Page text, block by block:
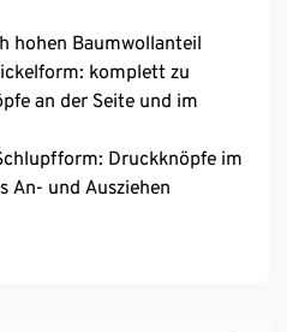
hohen Baumwollanteil
komplett zu
an der Seite und im
Druckknöpfe im
An- und Ausziehen